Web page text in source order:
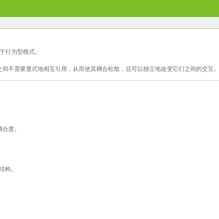
行为型模式。
不需要显式地相互引用，从而使其耦合松散，且可以独立地改变它们之间的交互。
度。
构。